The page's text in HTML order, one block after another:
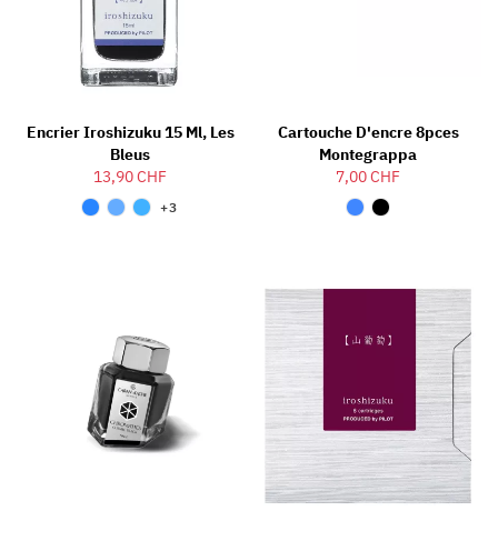
Encrier Iroshizuku 15 Ml, Les
Bleus
13,90 CHF
+3
Cartouche D'encre 8pces
Montegrappa
7,00 CHF